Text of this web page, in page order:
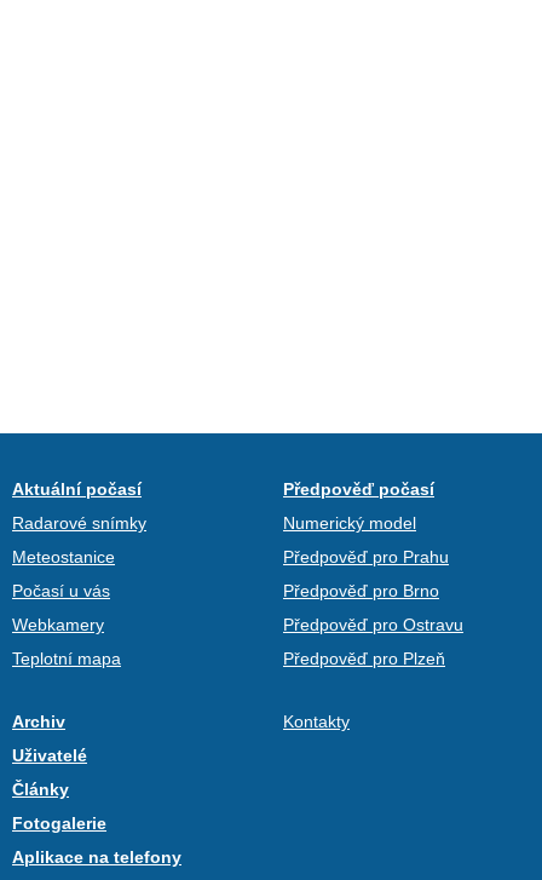
Aktuální počasí
Radarové snímky
Meteostanice
Počasí u vás
Webkamery
Teplotní mapa
Předpověď počasí
Numerický model
Předpověď pro Prahu
Předpověď pro Brno
Předpověď pro Ostravu
Předpověď pro Plzeň
Archiv
Uživatelé
Články
Fotogalerie
Aplikace na telefony
Kontakty